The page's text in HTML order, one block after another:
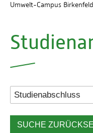
Umwelt-Campus Birkenfeld
SUCHE